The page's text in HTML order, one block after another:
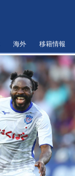
海外 移籍情報